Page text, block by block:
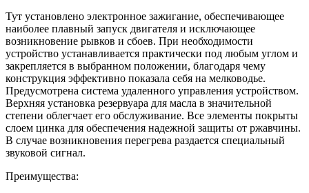
Тут установлено электронное зажигание, обеспечивающее
наиболее плавный запуск двигателя и исключающее
возникновение рывков и сбоев. При необходимости
устройство устанавливается практически под любым углом и
закрепляется в выбранном положении, благодаря чему
конструкция эффективно показала себя на мелководье.
Предусмотрена система удаленного управления устройством.
Верхняя установка резервуара для масла в значительной
степени облегчает его обслуживание. Все элементы покрыты
слоем цинка для обеспечения надежной защиты от ржавчины.
В случае возникновения перегрева раздается специальный
звуковой сигнал.
Преимущества: